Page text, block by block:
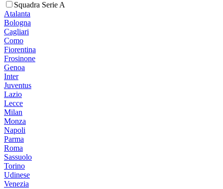
Squadra Serie A
Atalanta
Bologna
Cagliari
Como
Fiorentina
Frosinone
Genoa
Inter
Juventus
Lazio
Lecce
Milan
Monza
Napoli
Parma
Roma
Sassuolo
Torino
Udinese
Venezia